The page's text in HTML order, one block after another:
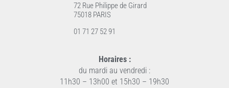
72 Rue Philippe de Girard
75018 PARIS
01 71 27 52 91
Horaires :
du mardi au vendredi :
11h30 – 13h00 et 15h30 – 19h30